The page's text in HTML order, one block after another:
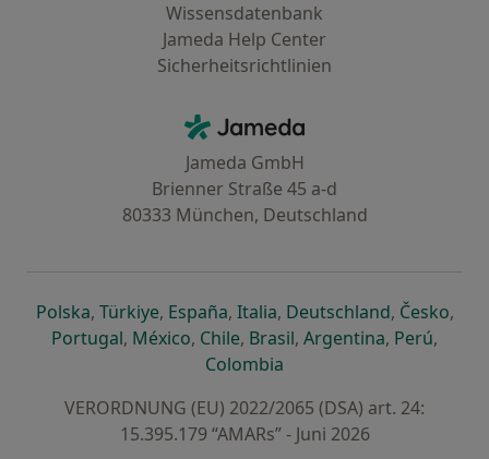
Wissensdatenbank
Jameda Help Center
Sicherheitsrichtlinien
Jameda - Startseite
Jameda GmbH
Brienner Straße 45 a-d
80333 München, Deutschland
Polskaöffnet in einer neuen Registerkarte
, Türkiyeöffnet in einer neuen Registerkarte
, Españaöffnet in einer neuen
, Italiaöffnet in einer neuen
, Deutschlandöffnet in
, Česko,
Portugalöffnet in einer neuen Registerkarte
, Méxicoöffnet in einer neuen Registerkarte
, Chileöffnet in einer neuen
, Brasilöffnet in einer neuen
, Argentinaöffnet in
, Perúöffnet
,
Colombia
VERORDNUNG (EU) 2022/2065 (DSA) art. 24:
15.395.179 “AMARs” - Juni 2026